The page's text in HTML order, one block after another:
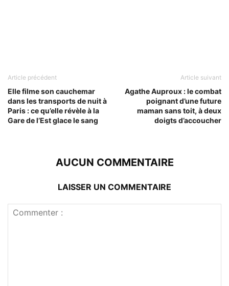
Article précédent
Elle filme son cauchemar
dans les transports de nuit à
Paris : ce qu’elle révèle à la
Gare de l’Est glace le sang
Article suivant
Agathe Auproux : le combat
poignant d’une future
maman sans toit, à deux
doigts d’accoucher
AUCUN COMMENTAIRE
LAISSER UN COMMENTAIRE